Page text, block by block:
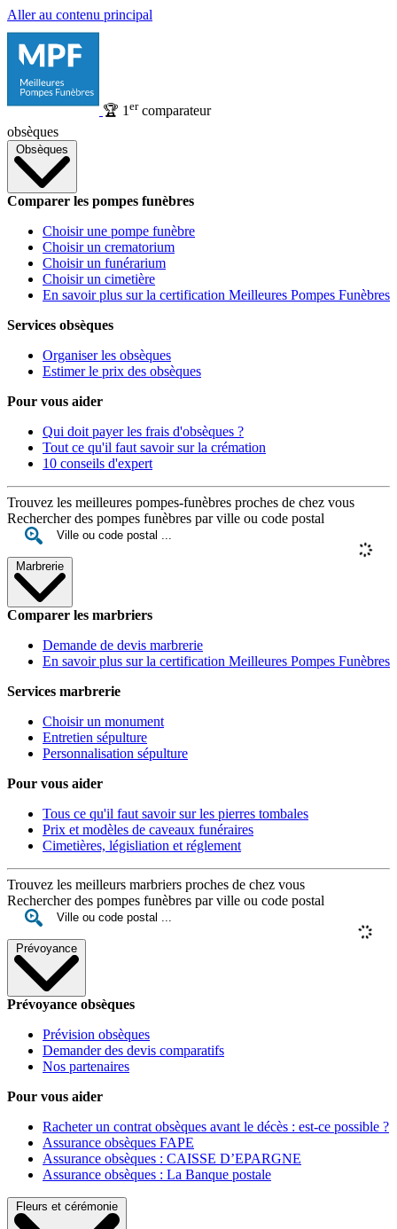
Aller au contenu principal
🏆 1 ercomparateur
obsèques
Obsèques
Comparer les pompes funèbres
Choisir une pompe funèbre
Choisir un crematorium
Choisir un funérarium
Choisir un cimetière
En savoir plus sur la certification Meilleures Pompes Funèbres
Services obsèques
Organiser les obsèques
Estimer le prix des obsèques
Pour vous aider
Qui doit payer les frais d'obsèques ?
Tout ce qu'il faut savoir sur la crémation
10 conseils d'expert
Trouvez les meilleures pompes-funèbres proches de chez vous
Rechercher des pompes funèbres par ville ou code postal
Marbrerie
Comparer les marbriers
Demande de devis marbrerie
En savoir plus sur la certification Meilleures Pompes Funèbres
Services marbrerie
Choisir un monument
Entretien sépulture
Personnalisation sépulture
Pour vous aider
Tous ce qu'il faut savoir sur les pierres tombales
Prix et modèles de caveaux funéraires
Cimetières, législiation et réglement
Trouvez les meilleurs marbriers proches de chez vous
Rechercher des pompes funèbres par ville ou code postal
Prévoyance
Prévoyance obsèques
Prévision obsèques
Demander des devis comparatifs
Nos partenaires
Pour vous aider
Racheter un contrat obsèques avant le décès : est-ce possible ?
Assurance obsèques FAPE
Assurance obsèques : CAISSE D’EPARGNE
Assurance obsèques : La Banque postale
Fleurs et cérémonie